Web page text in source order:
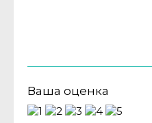
Ваша оценка